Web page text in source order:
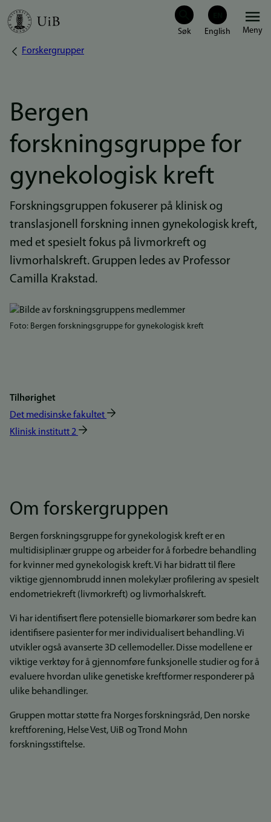
Hopp
hovedinnhold
Meny
Navigasjonssti
Forskergrupper
Bergen
forskningsgruppe for
gynekologisk kreft
Forskningsgruppen fokuserer på klinisk og
translasjonell forskning innen gynekologisk kreft,
med et spesielt fokus på livmorkreft og
livmorhalskreft. Gruppen ledes av Professor
Camilla Krakstad.
Bilde
Foto: Bergen forskningsgruppe for gynekologisk kreft
Tilhørighet
Det medisinske fakultet
Klinisk institutt 2
Om forskergruppen
Bergen forskningsgruppe for gynekologisk kreft er en
multidisiplinær gruppe og arbeider for å forbedre behandling
for kvinner med gynekologisk kreft. Vi har bidratt til flere
viktige gjennombrudd innen molekylær profilering av spesielt
endometriekreft (livmorkreft) og livmorhalskreft.
Vi har identifisert flere potensielle biomarkører som bedre kan
identifisere pasienter for mer individualisert behandling. Vi
utvikler også avanserte 3D cellemodeller. Disse modellene er
viktige verktøy for å gjennomføre funksjonelle studier og for å
evaluere hvordan ulike genetiske kreftformer responderer på
ulike behandlinger.
Gruppen mottar støtte fra Norges forskningsråd, Den norske
kreftforening, Helse Vest, UiB og Trond Mohn
forskningsstiftelse.